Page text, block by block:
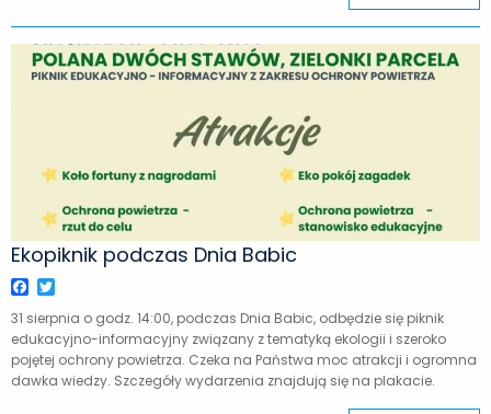
Ekopiknik podczas Dnia Babic
Facebook
31 sierpnia o godz. 14:00, podczas Dnia Babic, odbędzie się piknik
edukacyjno-informacyjny związany z tematyką ekologii i szeroko
pojętej ochrony powietrza. Czeka na Państwa moc atrakcji i ogromna
dawka wiedzy. Szczegóły wydarzenia znajdują się na plakacie.